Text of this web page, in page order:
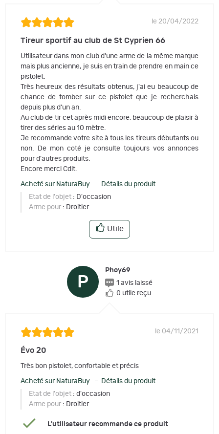
le 20/04/2022
Tireur sportif au club de St Cyprien 66
Utilisateur dans mon club d'une arme de la même marque
mais plus ancienne, je suis en train de prendre en main ce
pistolet.
Très heureux des résultats obtenus, j'ai eu beaucoup de
chance de tomber sur ce pistolet que je recherchais
depuis plus d'un an.
Au club de tir cet après midi encore, beaucoup de plaisir à
tirer des séries au 10 mètre.
Je recommande votre site à tous les tireurs débutants ou
non. De mon coté je consulte toujours vos annonces
pour d'autres produits.
Encore merci Cdlt.
Acheté sur NaturaBuy – Détails du produit
Etat de l'objet : D'occasion
Arme pour : Droitier
Utile
P
Phoy69
1 avis laissé
0 utile reçu
le 04/11/2021
Évo 20
Très bon pistolet, confortable et précis
Acheté sur NaturaBuy – Détails du produit
Etat de l'objet : d'occasion
Arme pour : Droitier
L'utilisateur recommande ce produit